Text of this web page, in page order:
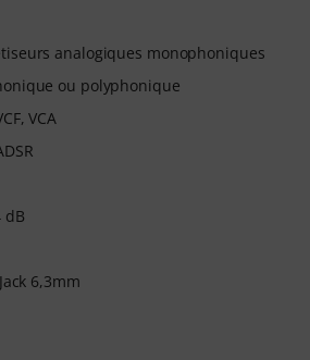
analogiques monophoniques
ou polyphonique
VCA
dB
6,3mm